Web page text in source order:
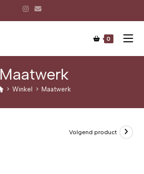
0
Maatwerk
> Winkel > Maatwerk
Volgend product